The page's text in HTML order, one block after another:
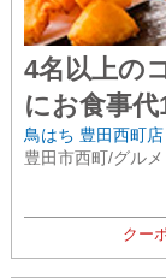
4名以上の
にお食事代
鳥はち 豊田西町
豊田市西町/グル
クー